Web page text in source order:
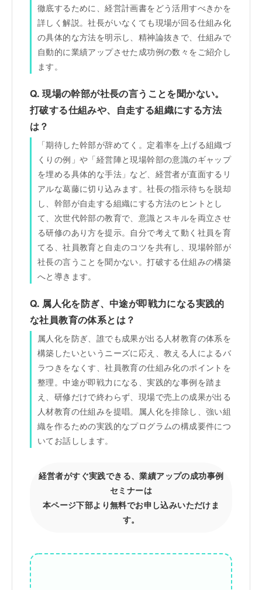
徹底するために、経営計画書をどう活用すべきかを
詳しく解説。社長がいなくても現場が回る仕組み化
の具体的な方法を明示し、精神論抜きで、仕組みで
自動的に業績アップさせた成功例の数々をご紹介し
ます。
Q. 現場の幹部が社長の言うことを聞かない。
打破する仕組みや、自走する組織にする方法
は？
「期待した幹部が辞めてく。定着率を上げる組織づ
くりの例」や「経営陣と現場幹部の意識のギャップ
を埋める具体的な手法」など、経営者が直面するリ
アルな葛藤に切り込みます。社長の指示待ちを脱却
し、幹部が自走する組織にする方法のヒントとし
て、次世代幹部の教育で、意識とスキルを両立させ
る研修のあり方を提示。自分で考えて動く社員を育
てる、社員教育と自走のコツを共有し、現場幹部が
社長の言うことを聞かない。打破する仕組みの構築
へと導きます。
Q. 属人化を防ぎ、中途が即戦力になる実践的
な社員教育の体系とは？
属人化を防ぎ、誰でも成果が出る人材教育の体系を
構築したいというニーズに応え、教える人によるバ
ラつきをなくす、社員教育の仕組み化のポイントを
整理。中途が即戦力になる、実践的な事例を踏ま
え、研修だけで終わらず、現場で売上の成果が出る
人材教育の仕組みを提唱。属人化を排除し、強い組
織を作るための実践的なプログラムの構成要件につ
いてお話しします。
経営者がすぐ実践できる、業績アップの成功事例
セミナーは
本ページ下部より無料でお申し込みいただけま
す。